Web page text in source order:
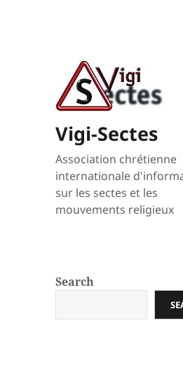
Vigi-Sectes
Association chrétienne
internationale
sur les sectes et les
mouvements religieux
Search